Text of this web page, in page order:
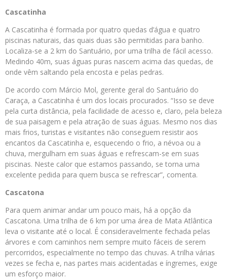
Cascatinha
A Cascatinha é formada por quatro quedas d’água e quatro
piscinas naturais, das quais duas são permitidas para banho.
Localiza-se a 2 km do Santuário, por uma trilha de fácil acesso.
Medindo 40m, suas águas puras nascem acima das quedas, de
onde vêm saltando pela encosta e pelas pedras.
De acordo com Márcio Mol, gerente geral do Santuário do
Caraça, a Cascatinha é um dos locais procurados. “Isso se deve
pela curta distância, pela facilidade de acesso e, claro, pela beleza
de sua paisagem e pela atração de suas águas. Mesmo nos dias
mais frios, turistas e visitantes não conseguem resistir aos
encantos da Cascatinha e, esquecendo o frio, a névoa ou a
chuva, mergulham em suas águas e refrescam-se em suas
piscinas. Neste calor que estamos passando, se torna uma
excelente pedida para quem busca se refrescar”, comenta.
Cascatona
Para quem animar andar um pouco mais, há a opção da
Cascatona. Uma trilha de 6 km por uma área de Mata Atlântica
leva o visitante até o local. É consideravelmente fechada pelas
árvores e com caminhos nem sempre muito fáceis de serem
percorridos, especialmente no tempo das chuvas. A trilha várias
vezes se fecha e, nas partes mais acidentadas e íngremes, exige
um esforço maior.